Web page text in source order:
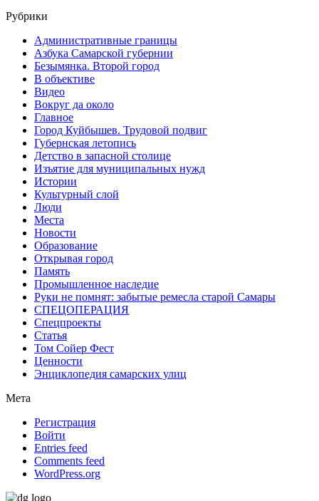
Рубрики
Административные границы
Азбука Самарской губернии
Безымянка. Второй город
В объективе
Видео
Вокруг да около
Главное
Город Куйбышев. Трудовой подвиг
Губернская летопись
Детство в запасной столице
Изъятие для муниципальных нужд
Истории
Культурный слой
Люди
Места
Новости
Образование
Открывая город
Память
Промышленное наследие
Руки не помнят: забытые ремесла старой Самары
СПЕЦОПЕРАЦИЯ
Спецпроекты
Статья
Том Сойер Фест
Ценности
Энциклопедия самарских улиц
Мета
Регистрация
Войти
Entries feed
Comments feed
WordPress.org